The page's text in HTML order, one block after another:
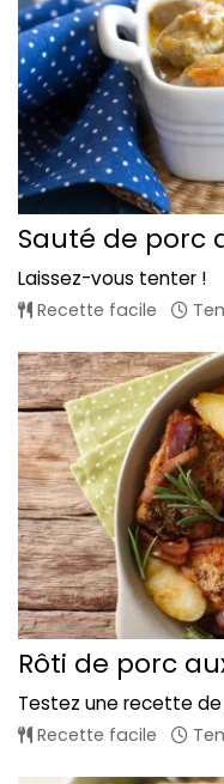
Sauté de porc
Laissez-vous tenter !
Recette facile
Rôti de porc
Testez une recette
Recette facile